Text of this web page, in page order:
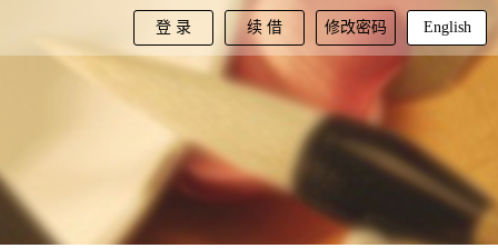
English
修改密码
续 借
登 录